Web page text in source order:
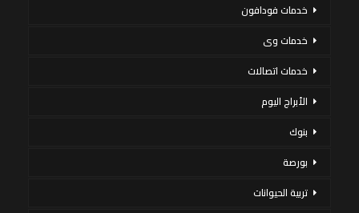
خدمات فودافون
خدمات وى
خدمات اتصالات
الأبراج اليوم
بنوك
بورصة
تربية الحيوانات